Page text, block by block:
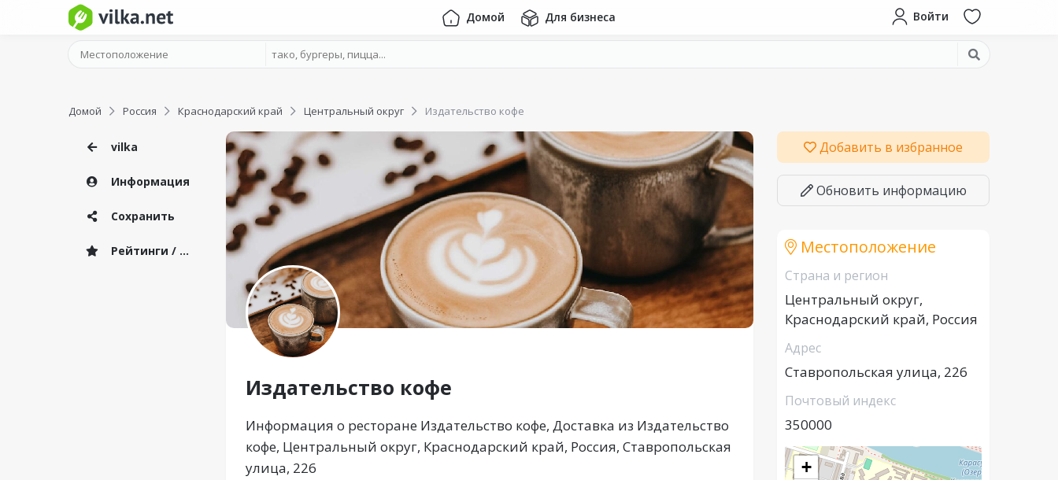
Домой Для бизнеса Войти
Домой Россия Краснодарский край Центральный округ Издательство кофе
vilka
Информация
Сохранить
Рейтинги / Отзывы
Издательство кофе
Информация о ресторане Издательство кофе, Доставка из Издательство
кофе, Центральный округ, Краснодарский край, Россия, Ставропольская
улица, 226
Добавить в избранное
Обновить информацию
Местоположение
Страна и регион
Центральный округ,
Краснодарский край, Россия
Адрес
Ставропольская улица, 226
Почтовый индекс
350000
+